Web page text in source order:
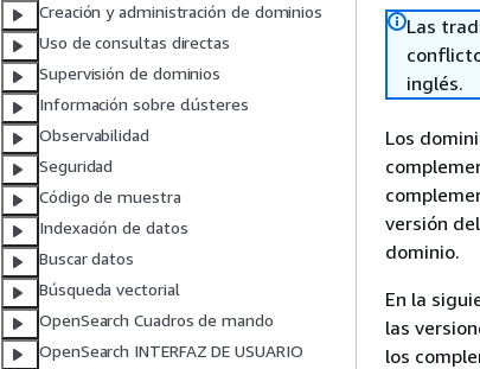
Creación y administración de dominios
Uso de consultas directas
Supervisión de dominios
Información sobre clústeres
Observabilidad
Seguridad
Código de muestra
Indexación de datos
Buscar datos
Búsqueda vectorial
OpenSearch Cuadros de mando
OpenSearch INTERFAZ DE USUARIO
Las
inglés.
Los
versión
dominio.
En la
las
los